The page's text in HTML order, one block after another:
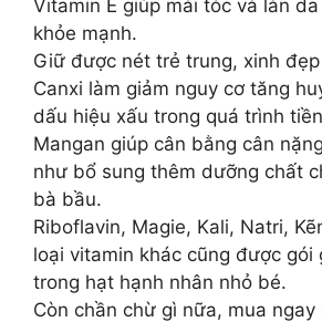
Vitamin E giúp mái tóc và làn
khỏe mạnh.
Giữ được nét trẻ trung, xinh
Canxi làm giảm nguy cơ tăng
dấu hiệu xấu trong quá trình
Mangan giúp cân bằng cân
như bổ sung thêm dưỡng chất
bà bầu.
Riboflavin, Magie, Kali, Natri,
loại vitamin khác cũng được gói
trong hạt hạnh nhân nhỏ bé.
Còn chần chừ gì nữa, mua